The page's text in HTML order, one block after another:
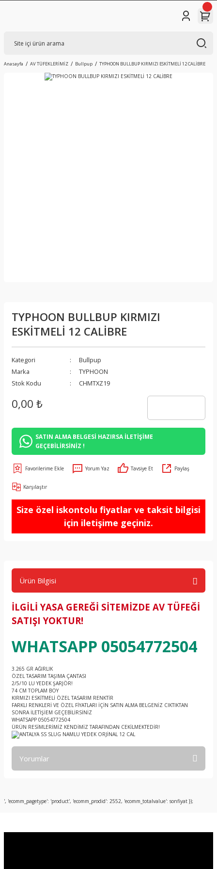
Anasayfa AV TÜFEKLERİMİZ Bullpup TYPHOON BULLBUP KIRMIZI ESKİTMELİ 12 CALİBRE
TYPHOON BULLBUP KIRMIZI
ESKİTMELİ 12 CALİBRE
Kategori
Bullpup
Marka
TYPHOON
Stok Kodu
CHMTXZ19
0,00 ₺
SATIN ALMA BELGESİ HAZIRSA İLETİŞİME
GEÇEBİLİRSİNİZ !
Yorum Yaz Tavsiye Et Paylaş
Karşılaştır
Size özel iskontolu fiyatlar ve taksit bilgisi
için iletişime geçiniz.
Ürün Bilgisi
İLGİLİ YASA GEREĞİ SİTEMİZDE AV TÜFEĞİ
SATIŞI YOKTUR!
WHATSAPP 05054772504
3.265 GR AĞIRLIK
ÖZEL TASARIM TAŞIMA ÇANTASI
2/5/10 LU YEDEK ŞARJÖR!
74 CM TOPLAM BOY
KIRMIZI ESKİTMELİ ÖZEL TASARIM RENKTİR
FARKLI RENKLERİ VE ÖZEL FİYATLARI İÇİN SATIN ALMA BELGENİZ CIKTIKTAN
SONRA İLETİŞİEM GEÇEBİLİRSİNİZ
WHATSAPP 05054772504
ÜRÜN RESİMLERİMİZ KENDİMİZ TARAFINDAN CEKİLMEKTEDİR!
Yorumlar
Bu ürüne ilk yorumu siz yapın!
', 'ecomm_pagetype': 'product', 'ecomm_prodid': 2552, 'ecomm_totalvalue': sonfiyat });